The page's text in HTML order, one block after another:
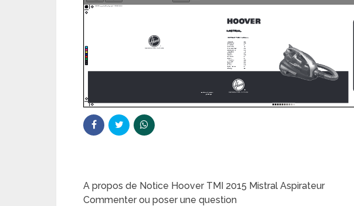
A propos de Notice Hoover TMI 2015 Mistral Aspirateur
Commenter ou poser une question